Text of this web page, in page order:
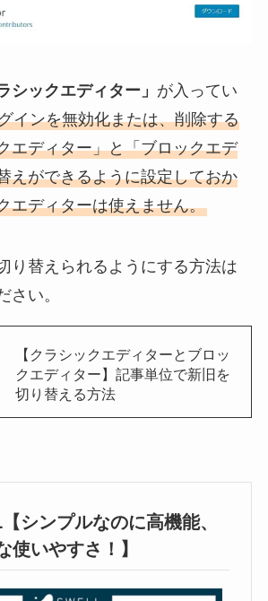
シックエディター」 が入ってい
インを無効化または、削除する
エディター」と「ブロックエデ
えができるように設定しておか
エディターは使えません。
り替えられるようにする方法は
さい。
【クラシックエディターとブロッ
クエディター】記事単位で新旧を
切り替える方法
シンプルなのに高機能、
使いやすさ！】